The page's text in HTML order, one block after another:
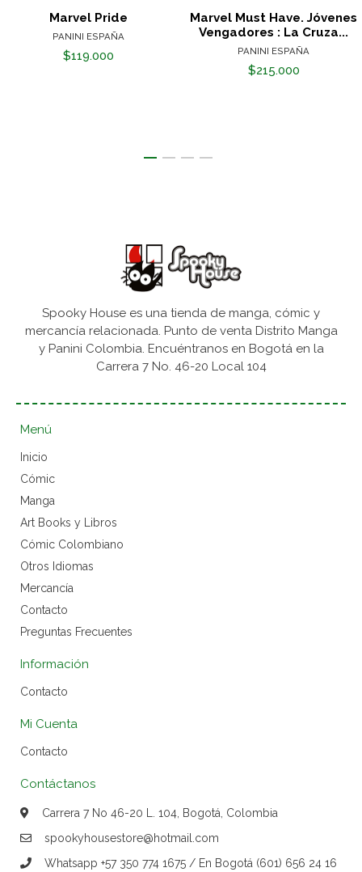
Marvel Pride
PANINI ESPAÑA
$119.000
Marvel Must Have. Jóvenes
Vengadores : La Cruza...
PANINI ESPAÑA
$215.000
Spooky House es una tienda de manga, cómic y
mercancía relacionada. Punto de venta Distrito Manga
y Panini Colombia. Encuéntranos en Bogotá en la
Carrera 7 No. 46-20 Local 104
Menú
Inicio
Cómic
Manga
Art Books y Libros
Cómic Colombiano
Otros Idiomas
Mercancía
Contacto
Preguntas Frecuentes
Información
Contacto
Mi Cuenta
Contacto
Contáctanos
Carrera 7 No 46-20 L. 104, Bogotá, Colombia
spookyhousestore@hotmail.com
Whatsapp +57 350 774 1675 / En Bogotá (601) 656 24 16